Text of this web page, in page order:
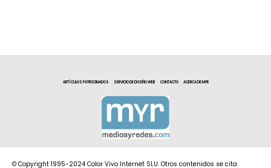
ARTÍCULOS PATROCINADOS SERVICIO DE DISEÑO WEB CONTACTO ACERCA DE MYR
© Copyright 1995-2024 Color Vivo Internet SLU. Otros contenidos se cita